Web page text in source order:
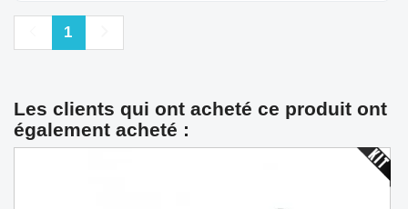
Précédent
1
Les clients qui ont acheté ce produit ont
également acheté :